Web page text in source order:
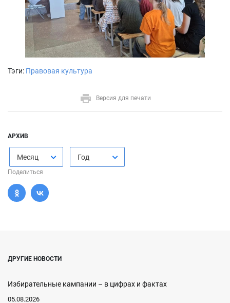
Тэги: Правовая культура
Версия для печати
АРХИВ
Месяц Год
Поделиться
ДРУГИЕ НОВОСТИ
Избирательные кампании – в цифрах и фактах
05.08.2026